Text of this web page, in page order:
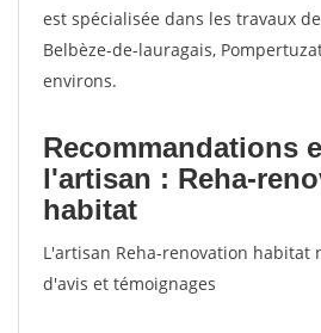
est spécialisée dans les travaux
Belbèze-de-lauragais,
environs.
Recommandations
l'artisan : Reha-
habitat
L'artisan Reha-renovation habitat
d'avis et témoignages